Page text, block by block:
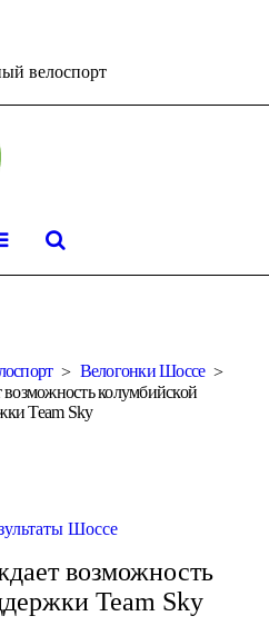
велоспорт
Велогонки Шоссе
колумбийской
Team Sky
Шоссе
возможность
Team Sky